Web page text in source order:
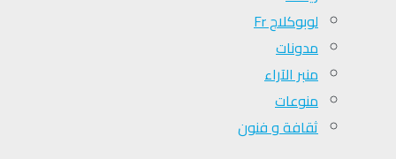
لوبوكلاج Fr
مدونات
منبر الآراء
منوعات
ثقافة و فنون